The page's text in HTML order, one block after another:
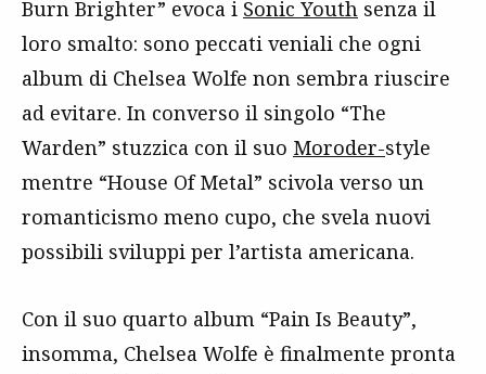
Burn Brighter” evoca i Sonic Youth senza il
loro smalto: sono peccati veniali che ogni
album di Chelsea Wolfe non sembra riuscire
ad evitare. In converso il singolo “The
Warden” stuzzica con il suo Moroder-style
mentre “House Of Metal” scivola verso un
romanticismo meno cupo, che svela nuovi
possibili sviluppi per l’artista americana.
Con il suo quarto album “Pain Is Beauty”,
insomma, Chelsea Wolfe è finalmente pronta